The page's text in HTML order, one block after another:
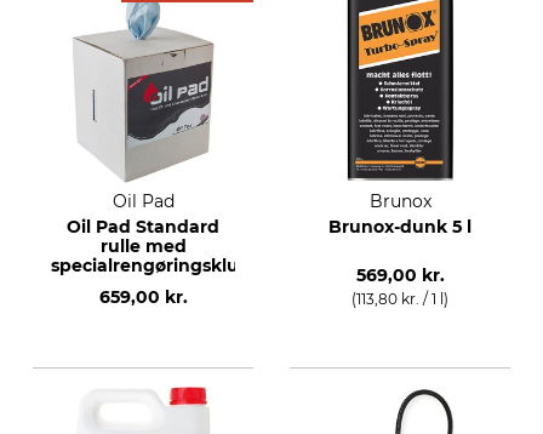
Oil Pad
Oil Pad Standard
rulle med
specialrengøringsklude
659,00 kr.
Brunox
Brunox-dunk 5 l
569,00 kr.
(113,80 kr. / 1 l)